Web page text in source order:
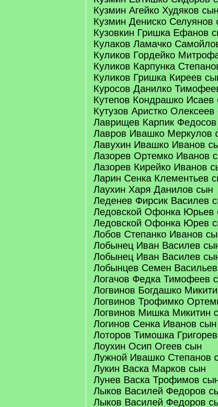
Кузмин Агейко Худяков
Кузмин Дениско Селуянов
Кузовкин Гришка Ефанов
Кулаков Ламачко
Куликов Гордейко
Куликов Карпунка
Куликов Гришка Киреев
Куросов Данилко
Кутепов Кондрашко Исаев
Кутузов Аристко
Лаврищев Карпик
Лавров Ивашко Меркулов
Лавухин Ивашко Иванов
Лазорев Ортемко Иванов
Лазорев Кирейко Иванов
Ларин Сенка Клементьев
Лаухин Харя Данилов сын
Леденев Фирсик Василев
Ледовской Офонка Юрьев
Ледовской Офонка Юрев
Лобов Степанко Иванов
Лобынец Иван Василев
Лобынец Иван Василев
Лобынцев Семен
Логачов Федка Тимофеев
Логвинов Богдашко
Логвинов Трофимко
Логвинов Мишка Микитин
Логинов Сенка Иванов сын
Лоторов Тимошка
Лоухин Осип Огеев сын
Лужной Ивашко Степанов
Лукин Васка Марков сын
Лунев Васка Трофимов
Лыков Василей Федоров
Лыков Василей Федоров